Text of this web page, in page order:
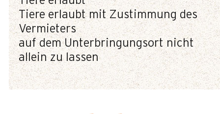
Tiere erlaubt mit Zustimmung des
Vermieters
auf dem Unterbringungsort nicht
allein zu lassen